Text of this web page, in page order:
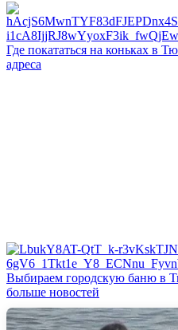
Где покататься на коньках в
адреса
Выбираем городскую баню в
больше новостей